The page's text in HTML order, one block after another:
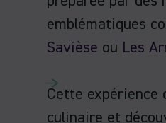
emblématiques
Savièse ou Les
Cette expérience
culinaire et